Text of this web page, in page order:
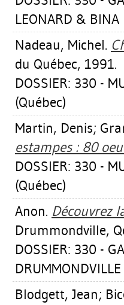
LEONARD & BINA
Nadeau, Michel.
du Québec, 1991.
DOSSIER: 330 -
(Québec)
Martin, Denis;
estampes : 80
DOSSIER: 330 -
(Québec)
Anon. Découvrez
Drummondville,
DOSSIER: 330 -
Blodgett, Jean;